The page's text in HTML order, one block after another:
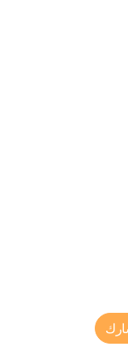
Article